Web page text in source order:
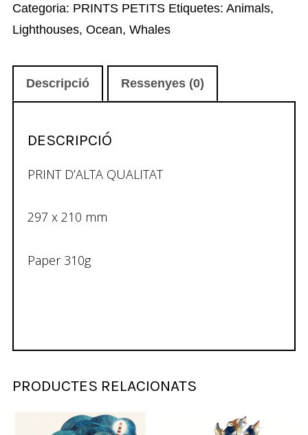
SMALL
Categoria: PRINTS PETITS Etiquetes: Animals,
Lighthouses, Ocean, Whales
Descripció Ressenyes (0)
DESCRIPCIÓ
PRINT D’ALTA QUALITAT
297 x 210 mm
Paper 310g
PRODUCTES RELACIONATS